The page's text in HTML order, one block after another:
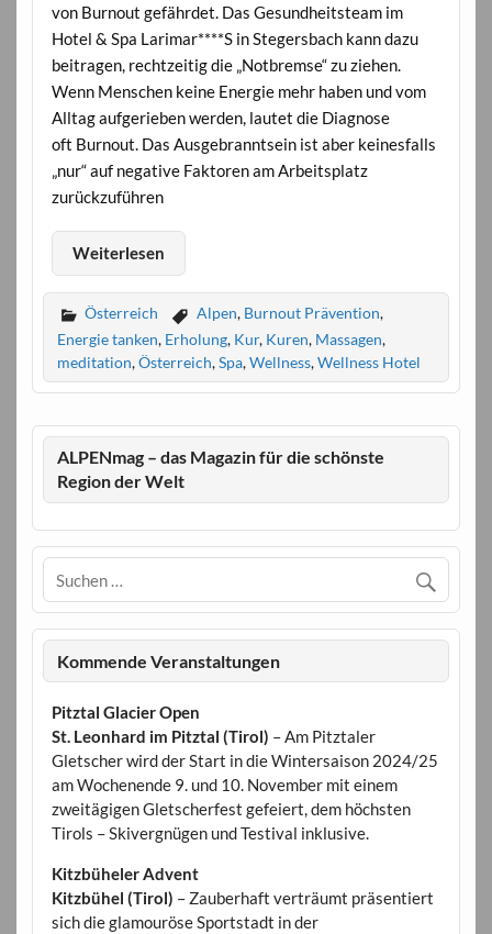
von Burnout gefährdet. Das Gesundheitsteam im
Hotel & Spa Larimar****S in Stegersbach kann dazu
beitragen, rechtzeitig die „Notbremse“ zu ziehen.
Wenn Menschen keine Energie mehr haben und vom
Alltag aufgerieben werden, lautet die Diagnose
oft Burnout. Das Ausgebranntsein ist aber keinesfalls
„nur“ auf negative Faktoren am Arbeitsplatz
zurückzuführen
Weiterlesen
Österreich Alpen, Burnout Prävention,
Energie tanken, Erholung, Kur, Kuren, Massagen,
meditation,Österreich,Spa,Wellness,Wellness Hotel
ALPENmag – das Magazin für die schönste
Region der Welt
Kommende Veranstaltungen
Pitztal Glacier Open
St. Leonhard im Pitztal (Tirol) – Am Pitztaler
Gletscher wird der Start in die Wintersaison 2024/25
am Wochenende 9. und 10. November mit einem
zweitägigen Gletscherfest gefeiert, dem höchsten
Tirols – Skivergnügen und Testival inklusive.
Kitzbüheler Advent
Kitzbühel (Tirol) – Zauberhaft verträumt präsentiert
sich die glamouröse Sportstadt in der